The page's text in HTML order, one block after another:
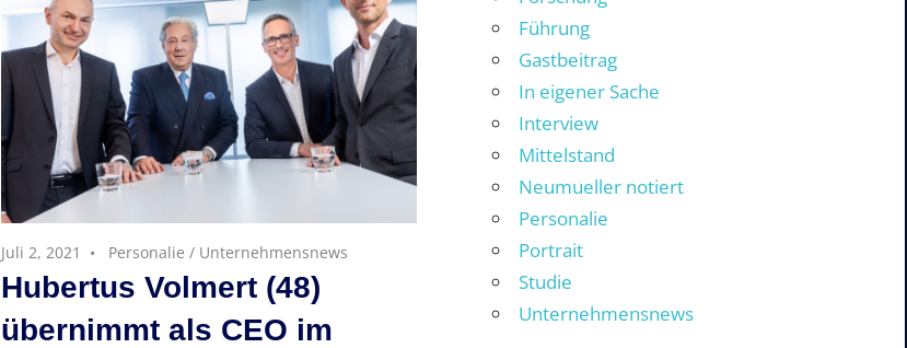
Juli 2, 2021 Personalie / Unternehmensnews
Hubertus Volmert (48)
übernimmt als CEO im
Führung
Gastbeitrag
In eigener Sache
Interview
Mittelstand
Neumueller notiert
Personalie
Portrait
Studie
Unternehmensnews